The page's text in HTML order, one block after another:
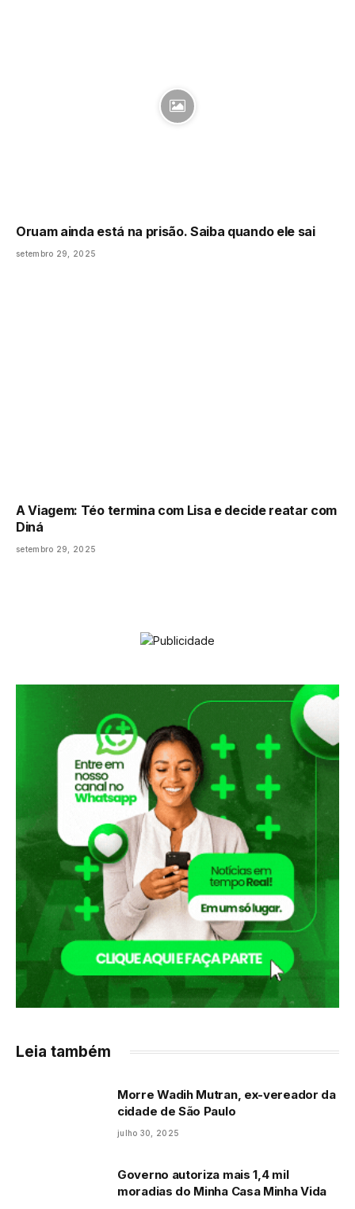
Oruam ainda está na prisão. Saiba quando ele sai
setembro 29, 2025
A Viagem: Téo termina com Lisa e decide reatar com
Diná
setembro 29, 2025
Leia também
Morre Wadih Mutran, ex-vereador da
cidade de São Paulo
julho 30, 2025
Governo autoriza mais 1,4 mil
moradias do Minha Casa Minha Vida